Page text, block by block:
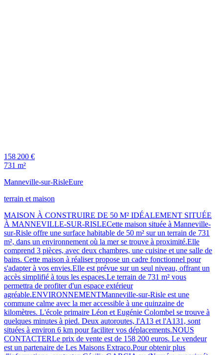
158 200 €
731 m²
Manneville-sur-RisleEure
terrain et maison
MAISON À CONSTRUIRE DE 50 M² IDÉALEMENT SITUÉE
À MANNEVILLE-SUR-RISLECette maison située à Manneville-
sur-Risle offre une surface habitable de 50 m² sur un terrain de 731
m², dans un environnement où la mer se trouve à proximité.Elle
comprend 3 pièces, avec deux chambres, une cuisine et une salle de
bains. Cette maison à réaliser propose un cadre fonctionnel pour
s'adapter à vos envies.Elle est prévue sur un seul niveau, offrant un
accès simplifié à tous les espaces.Le terrain de 731 m² vous
permettra de profiter d'un espace extérieur
agréable.ENVIRONNEMENTManneville-sur-Risle est une
commune calme avec la mer accessible à une quinzaine de
kilomètres. L'école primaire Léon et Eugénie Colombel se trouve à
quelques minutes à pied. Deux autoroutes, l'A13 et l'A131, sont
situées à environ 6 km pour faciliter vos déplacements.NOUS
CONTACTERLe prix de vente est de 158 200 euros. Le vendeur
est un partenaire de Les Maisons Extraco.Pour obtenir plus